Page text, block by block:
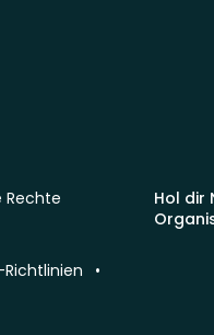
Hol dir
Rechte